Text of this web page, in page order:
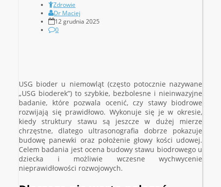
Zdrowie
Dr Maciej
12 grudnia 2025
0
USG bioder u niemowląt (często potocznie nazywane
„USG bioderek”) to szybkie, bezbolesne i nieinwazyjne
badanie, które pozwala ocenić, czy stawy biodrowe
rozwijają się prawidłowo. Wykonuje się je w okresie,
kiedy struktury stawu są jeszcze w dużej mierze
chrzęstne, dlatego ultrasonografia dobrze pokazuje
budowę panewki oraz położenie głowy kości udowej.
Celem badania jest ocena budowy stawu biodrowego u
dziecka i możliwie wczesne wychwycenie
nieprawidłowości rozwojowych.